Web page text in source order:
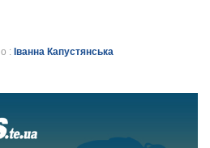
: Іванна Капустянська